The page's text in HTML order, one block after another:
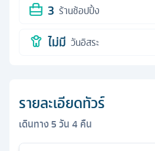
3 ร้านช้อปปิ้ง
ไม่มี วันอิสระ
รายละเอียดทัวร์
เดินทาง5วัน4 คืน